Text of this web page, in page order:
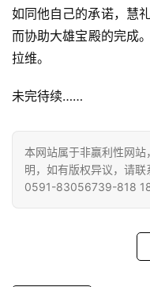
视
频
纪
佛
教
艺
如同他自己的承诺，慧
而协助大雄宝殿的完成
拉维。
未完待续……
本网站属于非赢利性网
明，如有版权异议，请联
0591-83056739-818